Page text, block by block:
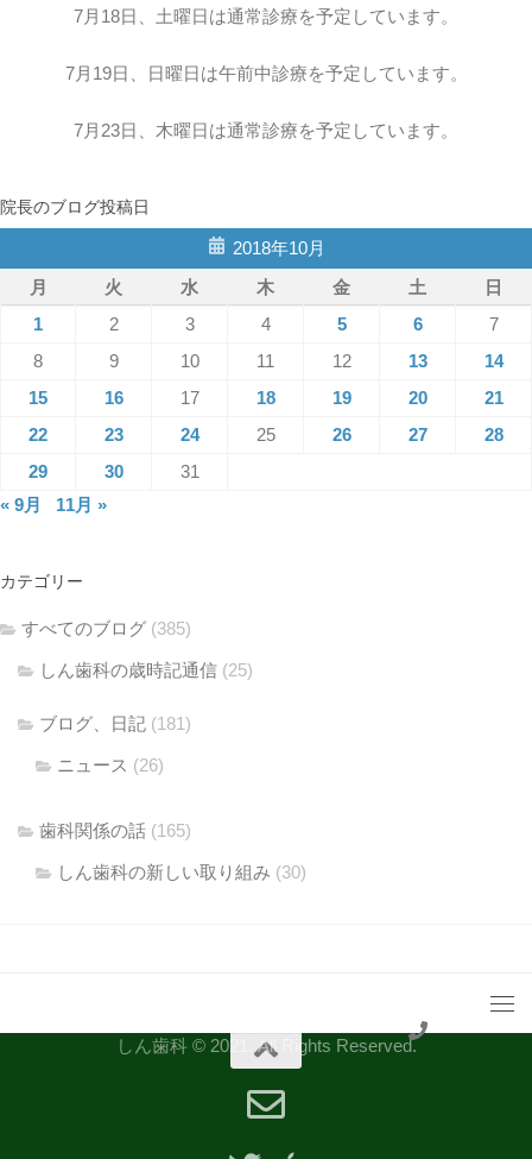
7月18日、土曜日は通常診療を予定しています。
7月19日、日曜日は午前中診療を予定しています。
7月23日、木曜日は通常診療を予定しています。
院長のブログ投稿日
2018年10月
月
火 水 木 金 土
日
1
2 3 4 5 6
7
8
9 10 11 12 13
14
15
16 17 18 19 20
21
22
23 24 25 26 27
28
29
30
31
« 9月
11月 »
カテゴリー
すべてのブログ (385)
しん歯科の歳時記通信 (25)
ブログ、日記 (181)
ニュース (26)
歯科関係の話 (165)
しん歯科の新しい取り組み (30)
しん歯科 © 2021. All Rights Reserved.